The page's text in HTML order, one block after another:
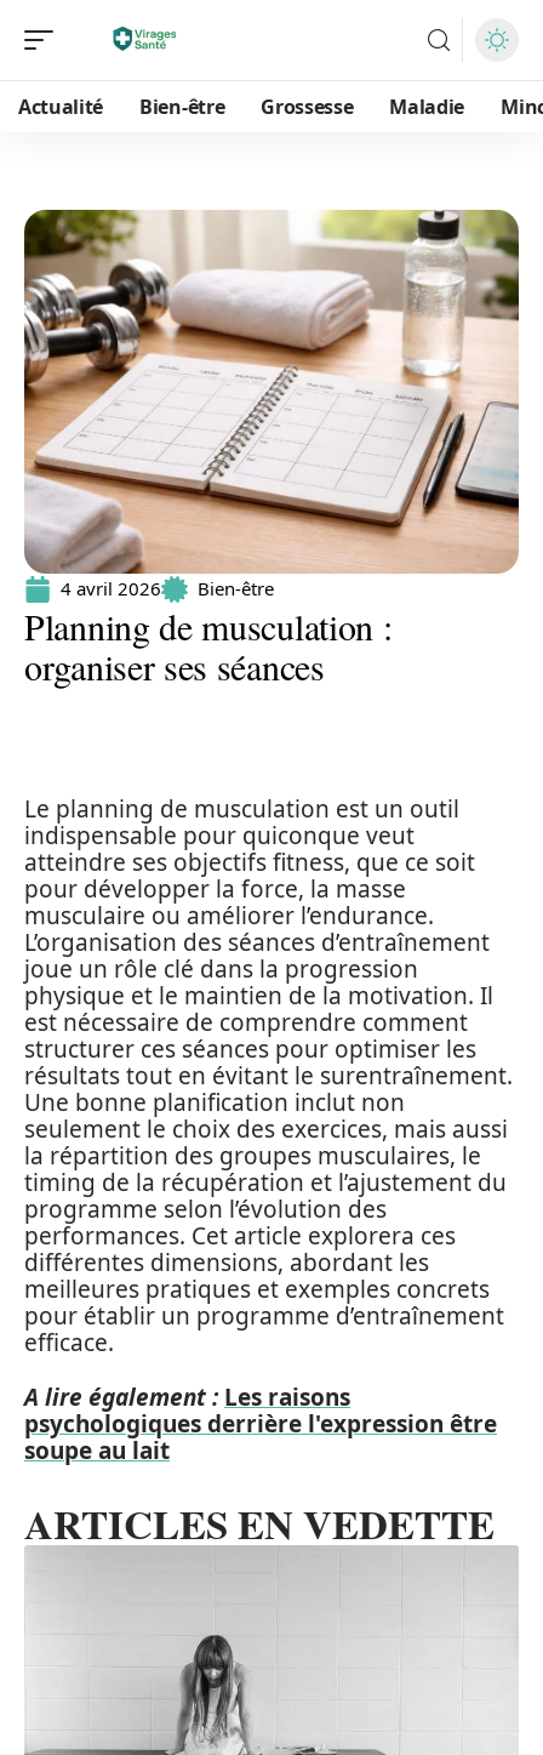
Actualité Bien-être Grossesse Maladie
4 avril 2026 Bien-être
Planning de musculation :
organiser ses séances
Le planning de musculation est un outil
indispensable pour quiconque veut
atteindre ses objectifs fitness, que ce soit
pour développer la force, la masse
musculaire ou améliorer l’endurance.
L’organisation des séances d’entraînement
joue un rôle clé dans la progression
physique et le maintien de la motivation. Il
est nécessaire de comprendre comment
structurer ces séances pour optimiser les
résultats tout en évitant le surentraînement.
Une bonne planification inclut non
seulement le choix des exercices, mais aussi
la répartition des groupes musculaires, le
timing de la récupération et l’ajustement du
programme selon l’évolution des
performances. Cet article explorera ces
différentes dimensions, abordant les
meilleures pratiques et exemples concrets
pour établir un programme d’entraînement
efficace.
A lire également : Les raisons
psychologiques derrière l'expression être
soupe au lait
ARTICLES EN VEDETTE